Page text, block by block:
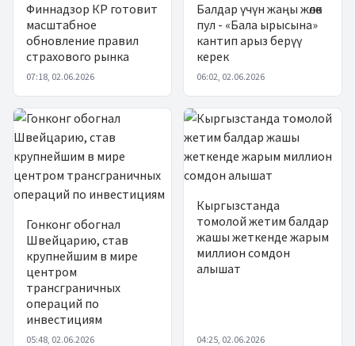
Финнадзор КР готовит
масштабное
обновление правил
страхового рынка
07:18, 02.06.2026
Балдар үчүн жаңы жөлөк
пул - «Бала ырысына»
кантип арыз берүү
керек
06:02, 02.06.2026
Гонконг обогнал
Швейцарию, став
крупнейшим в мире
центром
трансграничных
операций по
инвестициям
05:48, 02.06.2026
Кыргызстанда
томолой жетим балдар
жашы жеткенде жарым
миллион сомдон
алышат
04:25, 02.06.2026